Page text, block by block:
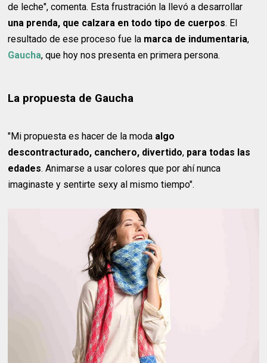
de leche", comenta. Esta frustración la llevó a desarrollar
una prenda, que calzara en todo tipo de cuerpos. El
resultado de ese proceso fue la marca de indumentaria,
Gaucha, que hoy nos presenta en primera persona.
La propuesta de Gaucha
"Mi propuesta es hacer de la moda algo
descontracturado, canchero, divertido, para todas las
edades. Animarse a usar colores que por ahí nunca
imaginaste y sentirte sexy al mismo tiempo".